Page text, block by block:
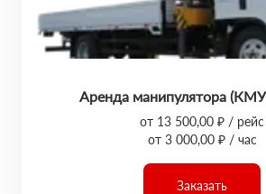
Аренда манипулятора
от 13 500,00 ₽ / рейс
от 3 000,00 ₽ / час
Заказать